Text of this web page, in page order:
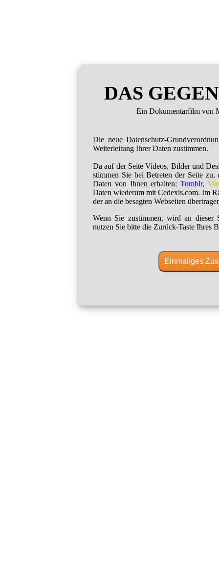
DAS
Ein Dokumentarfilm von
Die neue Datenschutz-
Weiterleitung Ihrer Daten zustimmen.
Da auf der Seite Videos, Bilder und
stimmen Sie bei Betreten der Seite zu,
Daten von Ihnen erhalten:Tumblr,
Daten wiederum mit Cedexis.com. Im
der an die besagten Webseiten
Wenn Sie zustimmen, wird an dieser
nutzen Sie bitte die Zurück-Taste Ihres
Einmaliges